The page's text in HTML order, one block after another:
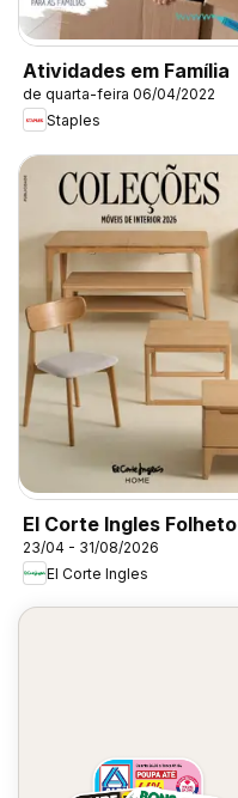
Atividades em Família
de quarta-feira 06/04/2022
Staples
El Corte Ingles Folheto
23/04 - 31/08/2026
El Corte Ingles